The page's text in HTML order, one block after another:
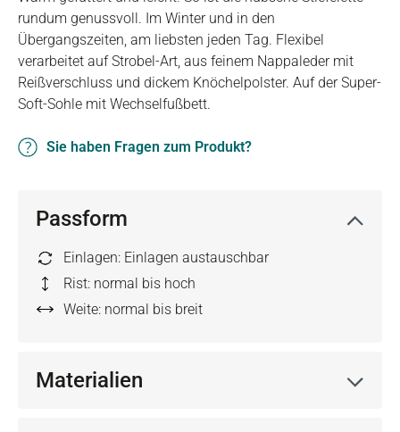
rundum genussvoll. Im Winter und in den
Übergangszeiten, am liebsten jeden Tag. Flexibel
verarbeitet auf Strobel-Art, aus feinem Nappaleder mit
Reißverschluss und dickem Knöchelpolster. Auf der Super-
Soft-Sohle mit Wechselfußbett.
Sie haben Fragen zum Produkt?
Passform
Einlagen: Einlagen austauschbar
Rist: normal bis hoch
Weite: normal bis breit
Materialien